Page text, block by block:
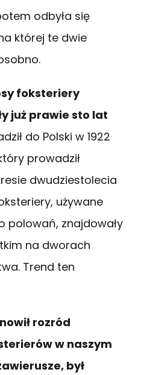
odbyła się
której te dwie
foksteriery
już prawie sto lat
do Polski w 1922
prowadził
dwudziestolecia
używane
polowań, znajdowały
na dworach
Trend ten
rozród
w naszym
był